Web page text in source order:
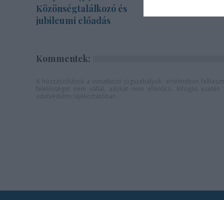
Közönségtalálkozó és
jubileumi előadás
Kommentek: